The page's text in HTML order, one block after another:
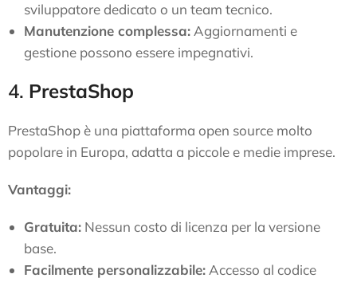
sviluppatore dedicato o un team tecnico.
Manutenzione complessa: Aggiornamenti e
gestione possono essere impegnativi.
4. PrestaShop
PrestaShop è una piattaforma open source molto
popolare in Europa, adatta a piccole e medie imprese.
Vantaggi:
Gratuita: Nessun costo di licenza per la versione
base.
Facilmente personalizzabile: Accesso al codice